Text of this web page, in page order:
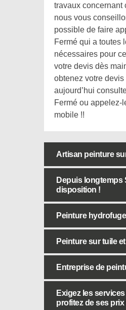
travaux concernant
nous vous
possible de faire
Fermé qui a toutes
nécessaires pour
votre devis dès
obtenez votre
aujourd’hui
Fermé ou appelez-
mobile !!
Artisan peinture
Depuis longtemps
disposition !
Peinture
Peinture sur tuile
Entreprise de
Exigez les
profitez de ses